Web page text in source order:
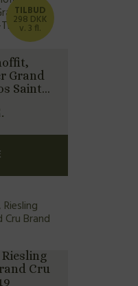
Grand
Saint-
TILBUD
298 DKK
v. 3 fl.
Cru